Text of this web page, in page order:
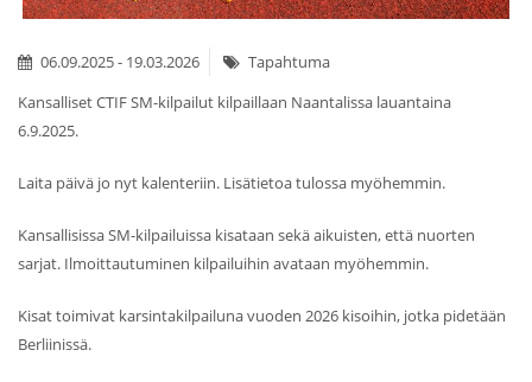
06.09.2025 - 19.03.2026
Tapahtuma
Kansalliset CTIF SM-kilpailut kilpaillaan Naantalissa lauantaina
6.9.2025.
Laita päivä jo nyt kalenteriin. Lisätietoa tulossa myöhemmin.
Kansallisissa SM-kilpailuissa kisataan sekä aikuisten, että nuorten
sarjat. Ilmoittautuminen kilpailuihin avataan myöhemmin.
Kisat toimivat karsintakilpailuna vuoden 2026 kisoihin, jotka pidetään
Berliinissä.